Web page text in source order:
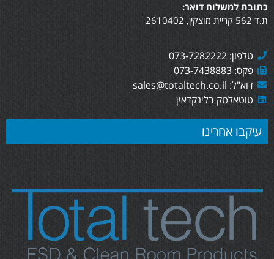
כתובת למשלוח דואר:
ת.ד 562 קריית מוצקין, 2610402
טלפון: 073-7282222
פקס: 073-7438883
דוא"ל: sales@totaltech.co.il
טוטאלטק בלינקדאין
עיקבו אחרינו